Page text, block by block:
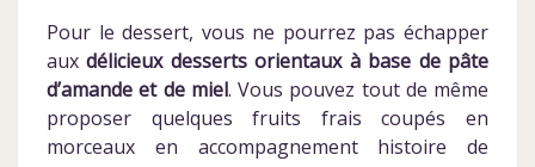
Pour le dessert, vous ne pourrez pas échapper
auxdélicieux desserts orientaux à base de pâte
d’amande et de miel. Vous pouvez tout de même
proposer quelques fruits frais coupés en
morceaux en accompagnement histoire de